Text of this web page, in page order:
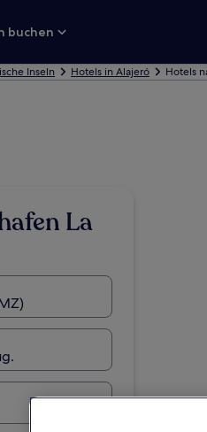
buchen
Inseln Hotels in Alajeró Hotels
La